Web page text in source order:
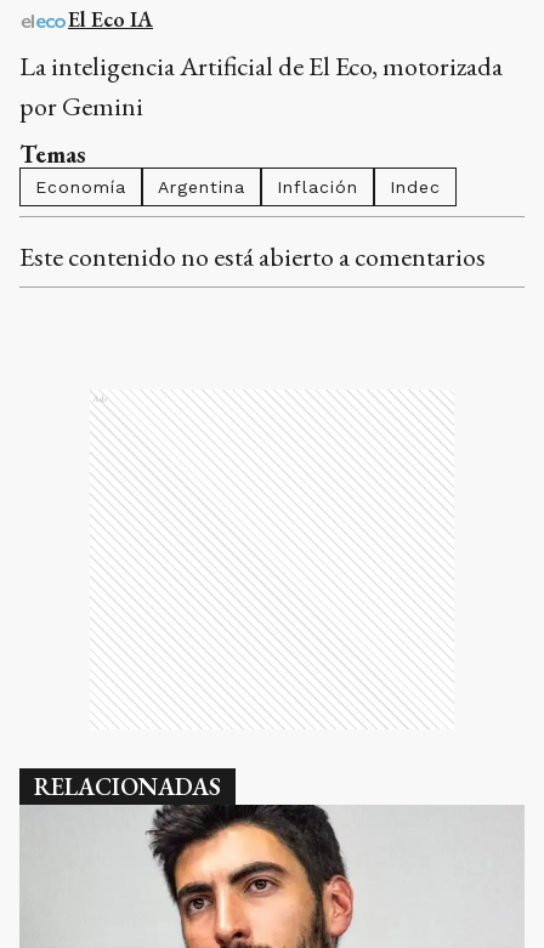
El Eco IA
La inteligencia Artificial de El Eco, motorizada
por Gemini
Temas
Economía Argentina Inflación Indec
Este contenido no está abierto a comentarios
Ads
RELACIONADAS